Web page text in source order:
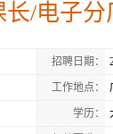
/电子分
招聘日期：
工作地点：
学历：